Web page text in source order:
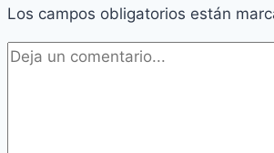
Los campos obligatorios están